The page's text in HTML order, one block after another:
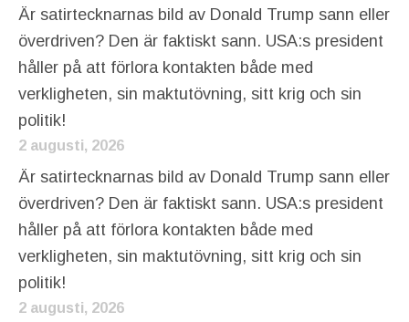
Är satirtecknarnas bild av Donald Trump sann eller
överdriven? Den är faktiskt sann. USA:s president
håller på att förlora kontakten både med
verkligheten, sin maktutövning, sitt krig och sin
politik!
2 augusti, 2026
Är satirtecknarnas bild av Donald Trump sann eller
överdriven? Den är faktiskt sann. USA:s president
håller på att förlora kontakten både med
verkligheten, sin maktutövning, sitt krig och sin
politik!
2 augusti, 2026